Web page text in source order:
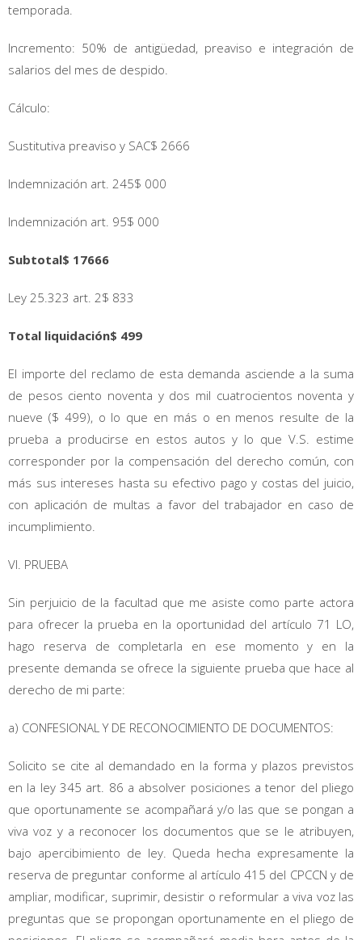
temporada.
Incremento: 50% de antigüedad, preaviso e integración de
salarios del mes de despido.
Cálculo:
Sustitutiva preaviso y SAC$ 2666
Indemnización art. 245$ 000
Indemnización art. 95$ 000
Subtotal$ 17666
Ley 25.323 art. 2$ 833
Total liquidación$ 499
El importe del reclamo de esta demanda asciende a la suma
de pesos ciento noventa y dos mil cuatrocientos noventa y
nueve ($ 499), o lo que en más o en menos resulte de la
prueba a producirse en estos autos y lo que V.S. estime
corresponder por la compensación del derecho común, con
más sus intereses hasta su efectivo pago y costas del juicio,
con aplicación de multas a favor del trabajador en caso de
incumplimiento.
VI. PRUEBA
Sin perjuicio de la facultad que me asiste como parte actora
para ofrecer la prueba en la oportunidad del artículo 71 LO,
hago reserva de completarla en ese momento y en la
presente demanda se ofrece la siguiente prueba que hace al
derecho de mi parte:
a) CONFESIONAL Y DE RECONOCIMIENTO DE DOCUMENTOS:
Solicito se cite al demandado en la forma y plazos previstos
en la ley 345 art. 86 a absolver posiciones a tenor del pliego
que oportunamente se acompañará y/o las que se pongan a
viva voz y a reconocer los documentos que se le atribuyen,
bajo apercibimiento de ley. Queda hecha expresamente la
reserva de preguntar conforme al artículo 415 del CPCCN y de
ampliar, modificar, suprimir, desistir o reformular a viva voz las
preguntas que se propongan oportunamente en el pliego de